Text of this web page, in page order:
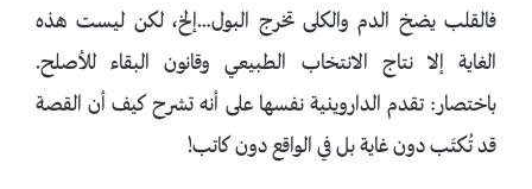
فالقلب يضخ الدم والكلى تخرج البول…إلخ، لكن ليست هذه
الغاية إلا نتاج الانتخاب الطبيعي وقانون البقاء للأصلح.
باختصار: تقدم الداروينية نفسها على أنه تشرح كيف أن القصة
قد تُكتَب دون غاية بل في الواقع دون كاتب!